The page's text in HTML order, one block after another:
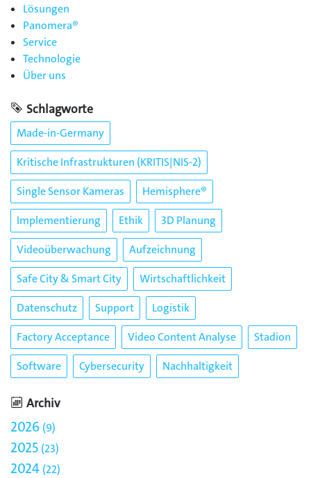
Lösungen
Panomera®
Service
Technologie
Über uns
Schlagworte
Made-in-Germany
Kritische Infrastrukturen (KRITIS|NIS-2)
Single Sensor Kameras
Hemisphere®
Implementierung
Ethik
3D Planung
Videoüberwachung
Aufzeichnung
Safe City & Smart City
Wirtschaftlichkeit
Datenschutz
Support
Logistik
Factory Acceptance
Video Content Analyse
Stadion
Software
Cybersecurity Nachhaltigkeit
Archiv
2026 9
2025 23
2024 22